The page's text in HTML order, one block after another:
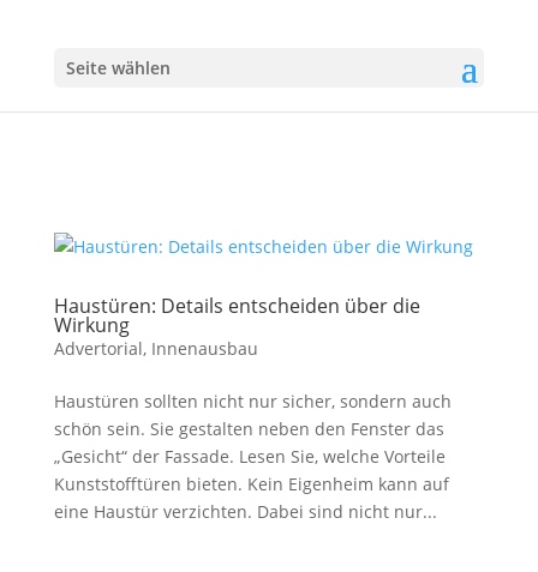
Seite wählen
Haustüren: Details entscheiden über die
Wirkung
Advertorial, Innenausbau
Haustüren sollten nicht nur sicher, sondern auch
schön sein. Sie gestalten neben den Fenster das
„Gesicht“ der Fassade. Lesen Sie, welche Vorteile
Kunststofftüren bieten. Kein Eigenheim kann auf
eine Haustür verzichten. Dabei sind nicht nur...